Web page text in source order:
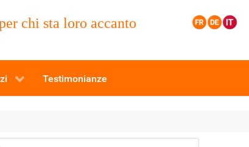
chi sta loro accanto
Testimonianze